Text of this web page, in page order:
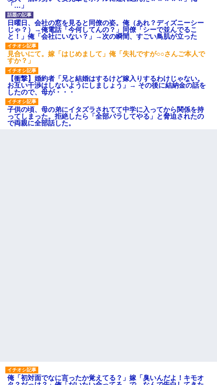
「…」
日曜日、会社の窓を見ると同僚の姿。俺（あれ？ディズニーシー
じゃ？）→俺電話「今何してんの？」同僚「シーで並んでるこ
と！」俺「会社にいない？」→次の瞬間、すごい鳥肌が立った
見合いにて。嫁「はじめまして」俺「失礼ですが○○さんご本人で
すか？」
【衝撃】婚約者「兄と結婚はするけど嫁入りするわけじゃない。
お互い干渉はしないようにしましょう」→ その後に結納金の話を
したので、母が・・・
子供の頃、母の弟にイタズラされてて中学に入ってから関係を持
ってしまった。拒絶したら「全部バラしてやる」と脅迫されたの
で両親に全部話した。
俺「初対面でなに言ったか覚えてる？」嫁「臭いんだよ！キモオ